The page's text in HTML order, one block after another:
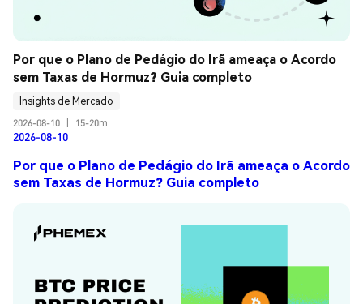
Por que o Plano de Pedágio do Irã ameaça o Acordo
sem Taxas de Hormuz? Guia completo
Insights de Mercado
2026-08-10
15-20m
2026-08-10
Por que o Plano de Pedágio do Irã ameaça o Acordo
sem Taxas de Hormuz? Guia completo